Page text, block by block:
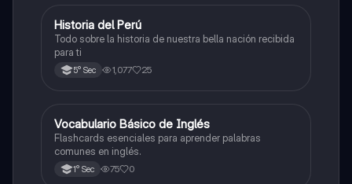
Ciencias Sociales
Historia del Perú
Todo sobre la historia de nuestra bella nación recibida
para ti
5° Sec 1,077 25
VInglés
Vocabulario Básico de Inglés
Flashcards esenciales para aprender palabras
comunes en inglés.
1° Sec 75 0